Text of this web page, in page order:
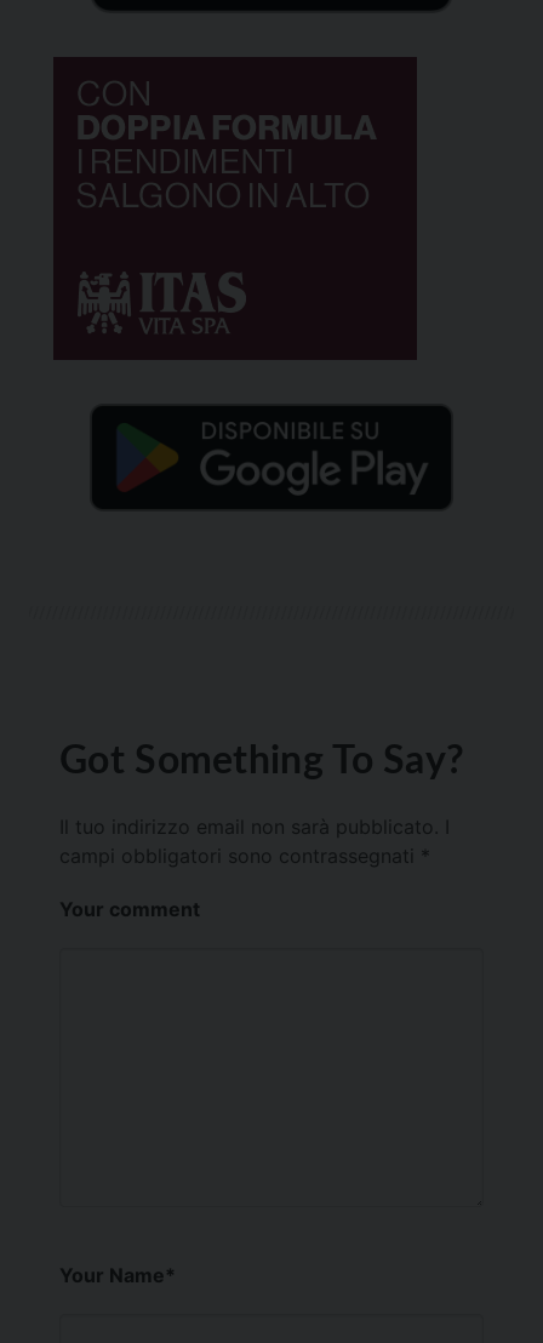
Got Something To Say?
Il tuo indirizzo email non sarà pubblicato.
campi obbligatori sono contrassegnati *
Your comment
Your Name*